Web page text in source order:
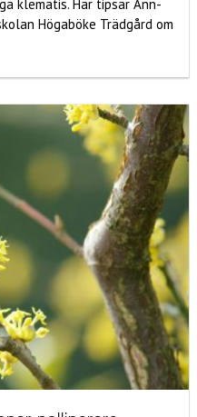
klematis. Här tipsar Ann-
Högaböke Trädgård om